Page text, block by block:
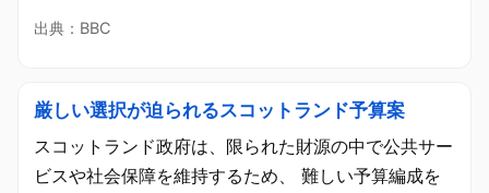
出典：BBC
厳しい選択が迫られるスコットランド予算案
スコットランド政府は、限られた財源の中で公共サー
ビスや社会保障を維持するため、 難しい予算編成を